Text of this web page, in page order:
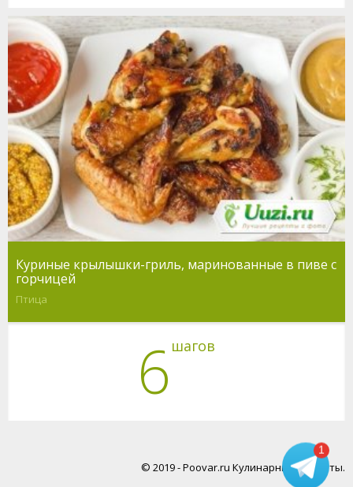
Куриные крылышки-гриль, маринованные в пиве с
горчицей
Птица
6 шагов
© 2019 - Poovar.ru Кулинарные рецепты.
1